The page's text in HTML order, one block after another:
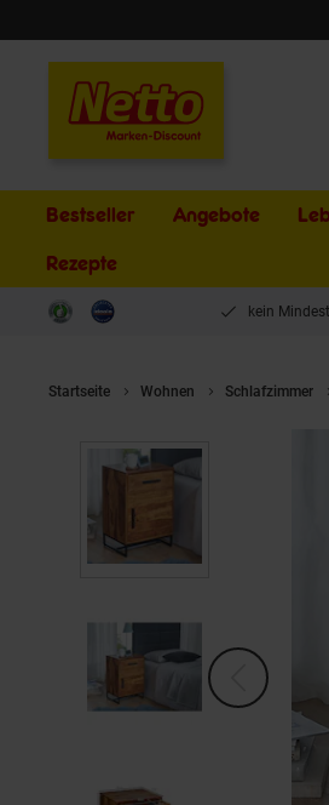
Bestseller Angebote
Rezepte
kein
Startseite Wohnen Schlafzimmer